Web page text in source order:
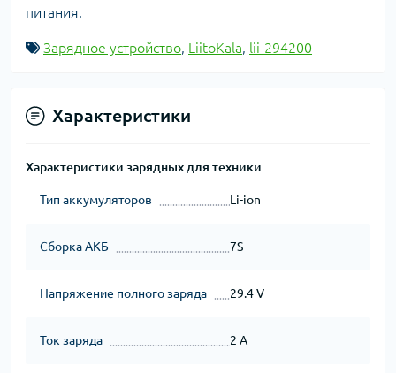
питания.
Зарядное устройство, LiitoKala, lii-294200
Характеристики
Характеристики зарядных для техники
Тип аккумуляторов Li-ion
Сборка АКБ 7S
Напряжение полного заряда 29.4 V
Ток заряда 2 A